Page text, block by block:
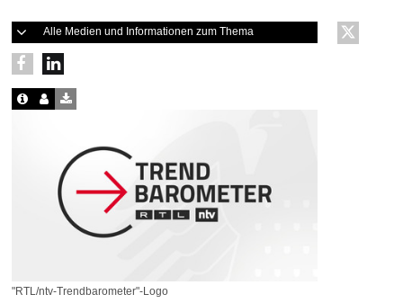
Alle Medien und Informationen zum Thema
"RTL/ntv-Trendbarometer"-Logo